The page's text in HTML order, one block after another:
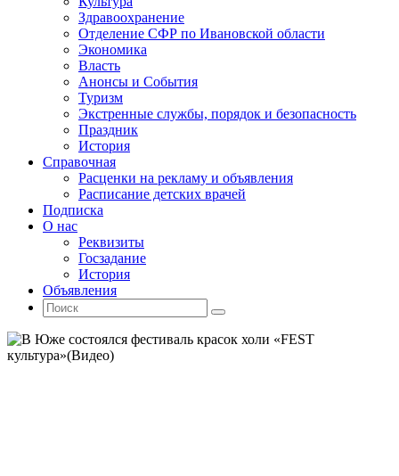
Здравоохранение
Отделение СФР по Ивановской области
Экономика
Власть
Анонсы и События
Туризм
Экстренные службы, порядок и безопасность
Праздник
История
Справочная
Расценки на рекламу и объявления
Расписание детских врачей
Подписка
О нас
Реквизиты
Госзадание
История
Объявления
Поиск
Искать:
Поиск